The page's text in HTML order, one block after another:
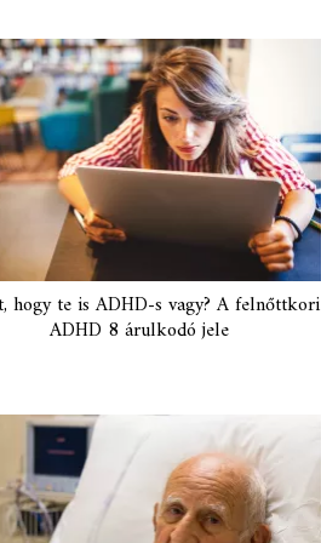
hogy te is ADHD-s vagy? A felnőttkori
ADHD 8 árulkodó jele